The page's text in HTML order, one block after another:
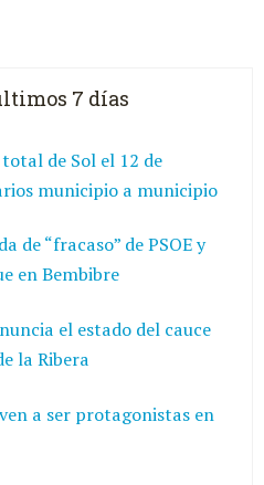
7 días
de Sol el 12 de
municipio a municipio
de “fracaso” de PSOE y
en Bembibre
el estado del cauce
la Ribera
a ser protagonistas en